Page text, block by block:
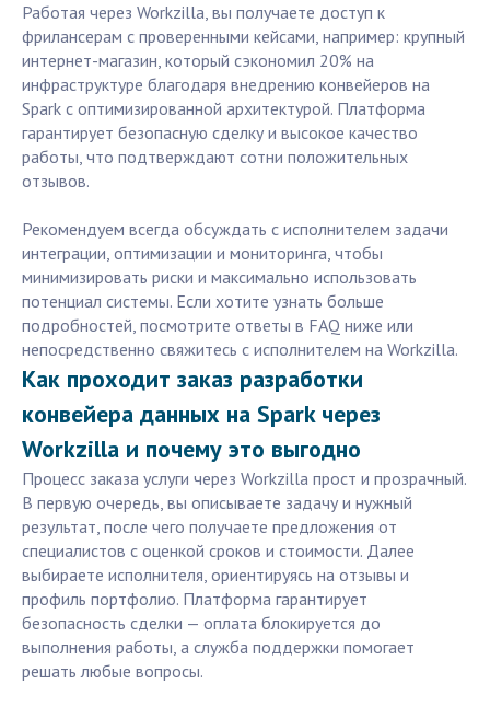
Работая через Workzilla, вы получаете доступ к
фрилансерам с проверенными кейсами, например: крупный
интернет-магазин, который сэкономил 20% на
инфраструктуре благодаря внедрению конвейеров на
Spark с оптимизированной архитектурой. Платформа
гарантирует безопасную сделку и высокое качество
работы, что подтверждают сотни положительных
отзывов.
Рекомендуем всегда обсуждать с исполнителем задачи
интеграции, оптимизации и мониторинга, чтобы
минимизировать риски и максимально использовать
потенциал системы. Если хотите узнать больше
подробностей, посмотрите ответы в FAQ ниже или
непосредственно свяжитесь с исполнителем на Workzilla.
Как проходит заказ разработки
конвейера данных на Spark через
Workzilla и почему это выгодно
Процесс заказа услуги через Workzilla прост и прозрачный.
В первую очередь, вы описываете задачу и нужный
результат, после чего получаете предложения от
специалистов с оценкой сроков и стоимости. Далее
выбираете исполнителя, ориентируясь на отзывы и
профиль портфолио. Платформа гарантирует
безопасность сделки — оплата блокируется до
выполнения работы, а служба поддержки помогает
решать любые вопросы.